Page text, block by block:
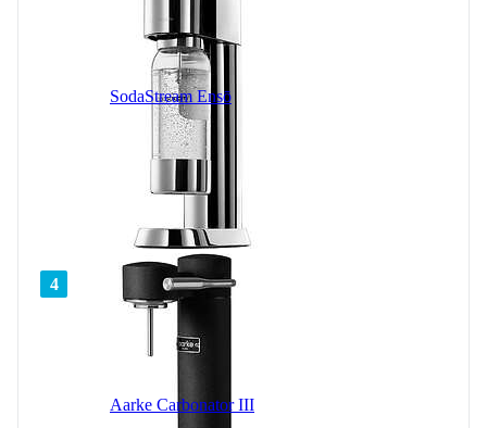
SodaStream Ensō
4
Aarke Carbonator III